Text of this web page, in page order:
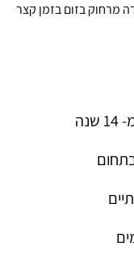
מרחוק בזום בזמן קצר